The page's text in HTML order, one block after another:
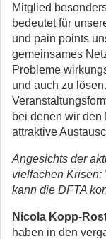
Mitglied
bedeutet für
und pain points
gemeinsames
Probleme
und auch zu
bei denen wir den
attraktive
Angesichts der
vielfachen
kann die DFTA
Nicola Kopp-
haben in den